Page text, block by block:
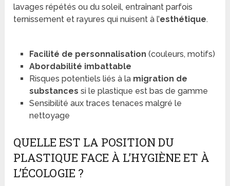
lavages répétés ou du soleil, entraînant parfois
ternissement et rayures qui nuisent à l’esthétique.
Facilité de personnalisation (couleurs, motifs)
Abordabilité imbattable
Risques potentiels liés à la migration de
substances si le plastique est bas de gamme
Sensibilité aux traces tenaces malgré le
nettoyage
QUELLE EST LA POSITION DU
PLASTIQUE FACE À L’HYGIÈNE ET À
L’ÉCOLOGIE ?